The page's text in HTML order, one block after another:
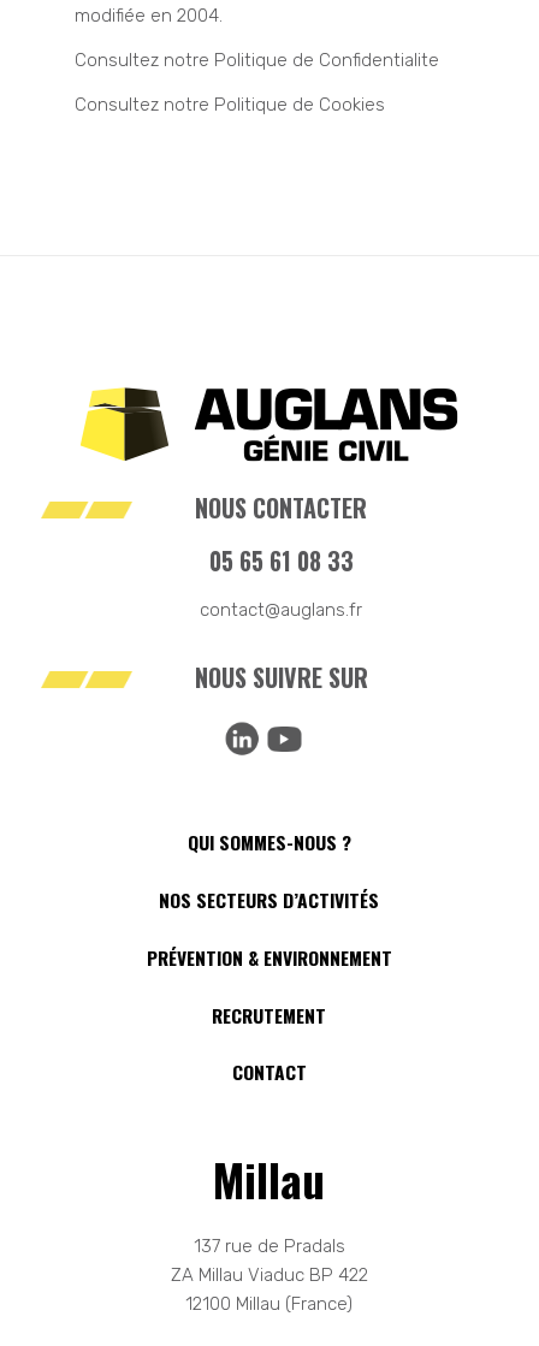
modifiée en 2004.
Consultez notre Politique de Confidentialite
Consultez notre Politique de Cookies
NOUS CONTACTER
05 65 61 08 33
contact@auglans.fr
NOUS SUIVRE SUR
QUI SOMMES-NOUS ?
NOS SECTEURS D’ACTIVITÉS
PRÉVENTION & ENVIRONNEMENT
RECRUTEMENT
CONTACT
Millau
137 rue de Pradals
ZA Millau Viaduc BP 422
12100 Millau (France)